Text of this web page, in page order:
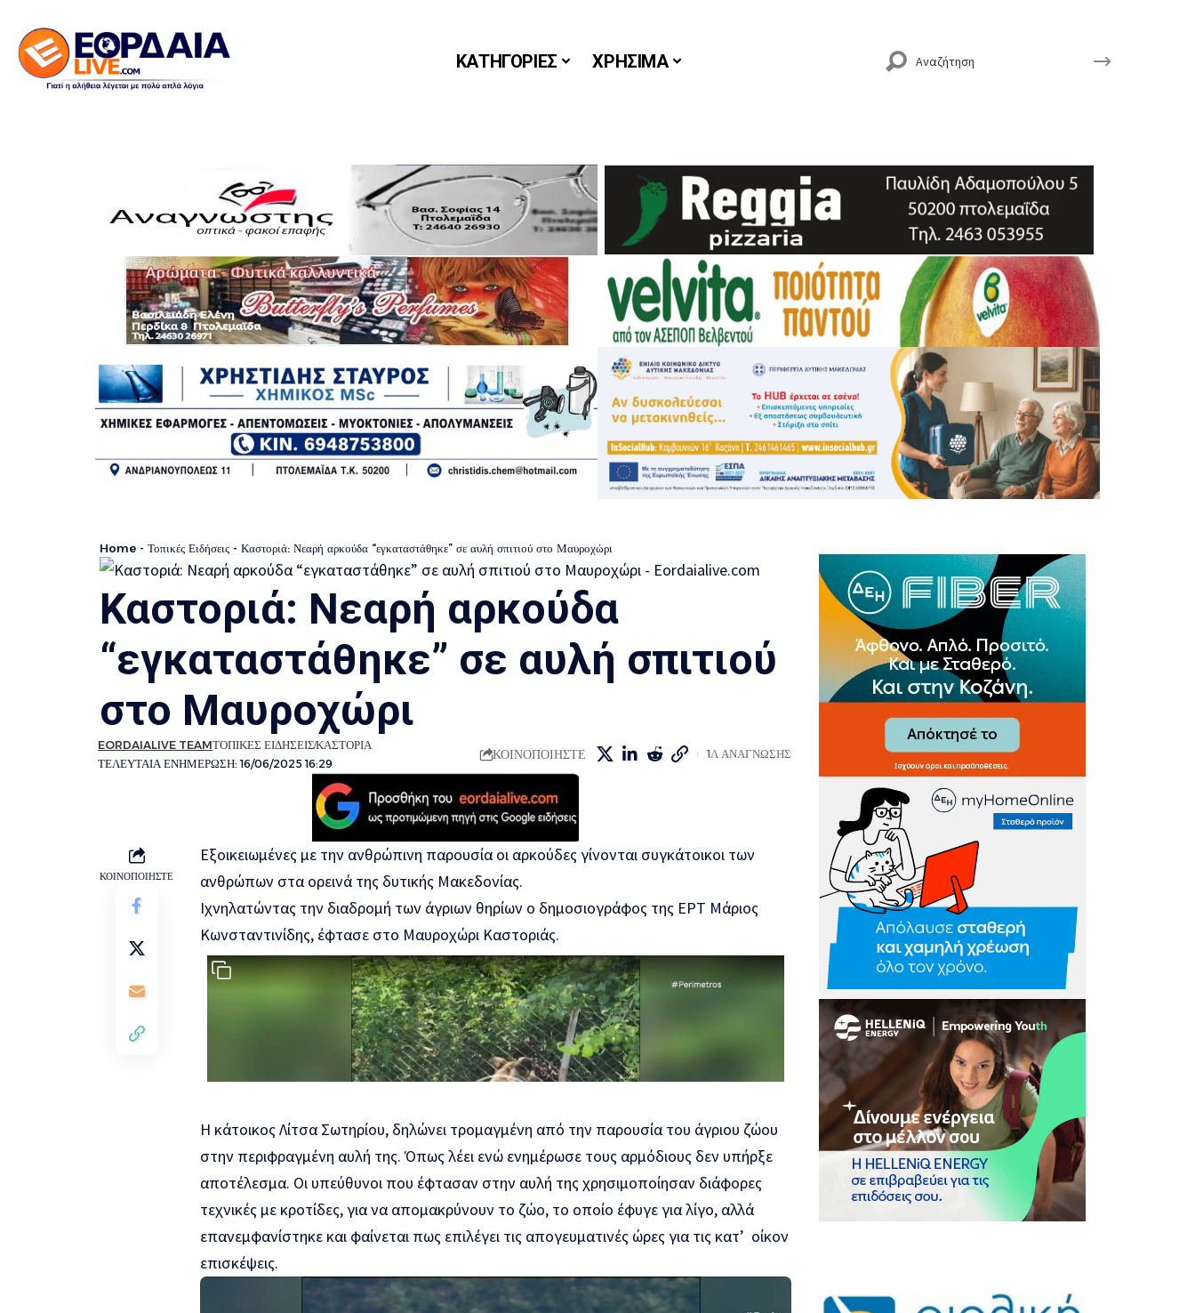
ΚΑΤΗΓΟΡΙΕΣ ΧΡΗΣΙΜΑ
Home - Τοπικές Ειδήσεις - Καστοριά: Νεαρή αρκούδα “εγκαταστάθηκε” σε αυλή σπιτιού στο Μαυροχώρι
Καστοριά: Νεαρή αρκούδα
“εγκαταστάθηκε” σε αυλή σπιτιού
στο Μαυροχώρι
ΤΕΛΕΥΤΑΙΑ ΕΝΗΜΕΡΩΣΗ: 16/06/2025 16:29
EORDAIALIVE TEAMΤΟΠΙΚΕΣ ΕΙΔΗΣΕΙΣΚΑΣΤΟΡΙΑ
ΚΟΙΝΟΠΟΙΗΣΤΕ 1Λ ΑΝΑΓΝΩΣΗΣ
ΚΟΙΝΟΠΟΙΗΣΤΕ
Εξοικειωμένες με την ανθρώπινη παρουσία οι αρκούδες γίνονται συγκάτοικοι των
ανθρώπων στα ορεινά της δυτικής Μακεδονίας.
Ιχνηλατώντας την διαδρομή των άγριων θηρίων ο δημοσιογράφος της ΕΡΤ Μάριος
Κωνσταντινίδης, έφτασε στο Μαυροχώρι Καστοριάς.
Η κάτοικος Λίτσα Σωτηρίου, δηλώνει τρομαγμένη από την παρουσία του άγριου ζώου
στην περιφραγμένη αυλή της. Όπως λέει ενώ ενημέρωσε τους αρμόδιους δεν υπήρξε
αποτέλεσμα. Οι υπεύθυνοι που έφτασαν στην αυλή της χρησιμοποίησαν διάφορες
τεχνικές με κροτίδες, για να απομακρύνουν το ζώο, το οποίο έφυγε για λίγο, αλλά
επανεμφανίστηκε και φαίνεται πως επιλέγει τις απογευματινές ώρες για τις κατ’ οίκον
επισκέψεις.